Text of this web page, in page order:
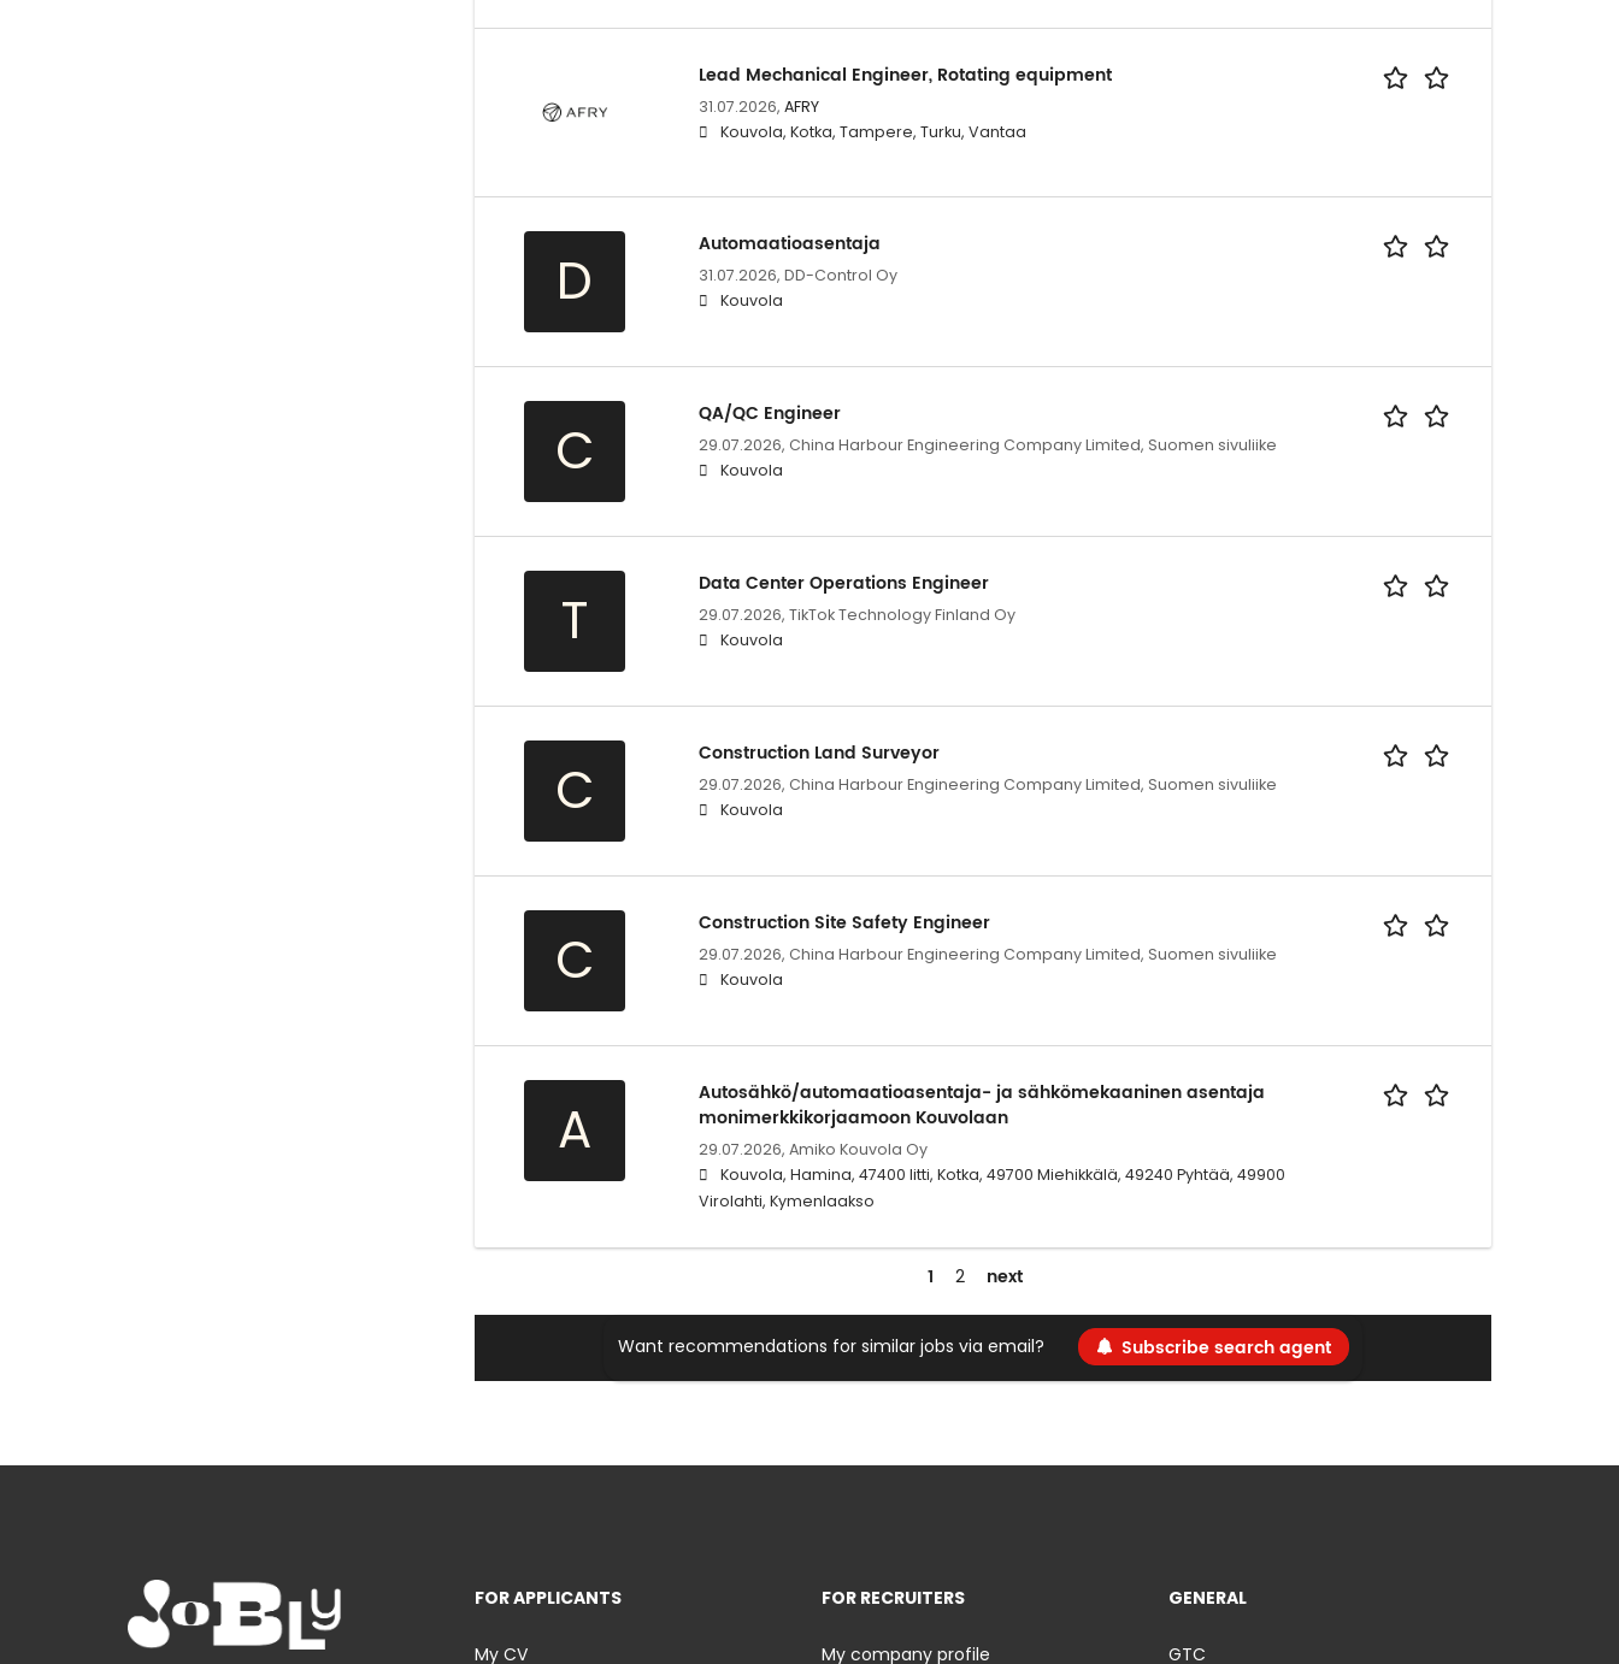
Lead Mechanical Engineer, Rotating equipment
31.07.2026, AFRY
Kouvola, Kotka, Tampere, Turku, Vantaa
D
Automaatioasentaja
31.07.2026, DD-Control Oy
Kouvola
C
QA/QC Engineer
29.07.2026, China Harbour Engineering Company Limited, Suomen sivuliike
Kouvola
T
Data Center Operations Engineer
29.07.2026, TikTok Technology Finland Oy
Kouvola
C
Construction Land Surveyor
29.07.2026, China Harbour Engineering Company Limited, Suomen sivuliike
Kouvola
C
Construction Site Safety Engineer
29.07.2026, China Harbour Engineering Company Limited, Suomen sivuliike
Kouvola
A
Autosähkö/automaatioasentaja- ja sähkömekaaninen asentaja
monimerkkikorjaamoon Kouvolaan
29.07.2026, Amiko Kouvola Oy
Kouvola, Hamina, 47400 Iitti, Kotka, 49700 Miehikkälä, 49240 Pyhtää, 49900
Virolahti, Kymenlaakso
1 2 next
Want recommendations for similar jobs via email? Subscribe search agent
FOR APPLICANTS
My CV
FOR RECRUITERS
My company profile
GENERAL
GTC